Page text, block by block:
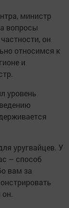
министр
вопросы
он
относимся к
и
уровень
уругвайцев. У
– способ
вам за